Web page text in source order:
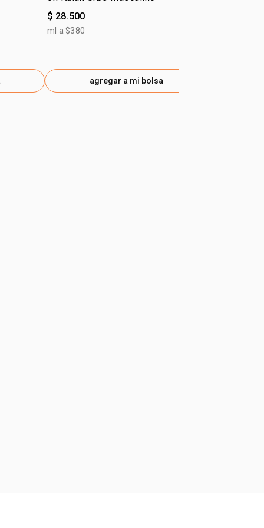
$ 28.500
ml a $380
agregar a mi bolsa